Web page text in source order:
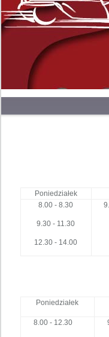
Poniedziałek
8.00 - 8.30
9.30 - 11.30
12.30 - 14.00
Poniedziałek
8.00 - 12.30